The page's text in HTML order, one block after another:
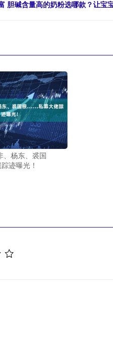
胆碱含量高的奶粉选哪款？让宝
、杨东、裘国
迹曝光！